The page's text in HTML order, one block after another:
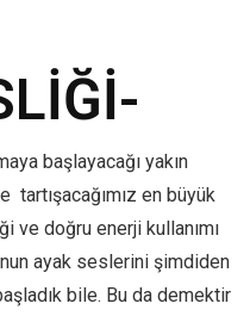
yakın
en büyük
ve doğru enerji kullanımı
ayak seslerini şimdiden
bile. Bu da demektir